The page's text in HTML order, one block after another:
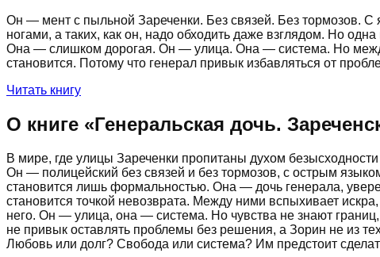
Он — мент с пыльной Зареченки. Без связей. Без тормозов. С
ногами, а таких, как он, надо обходить даже взглядом. Но
Она — слишком дорогая. Он — улица. Она — система. Но
становится. Потому что генерал привык избавляться от
Читать книгу
О книге «Генеральская дочь.
В мире, где улицы Зареченки пропитаны духом
Он — полицейский без связей и без тормозов, с острым
становится лишь формальностью. Она — дочь генерала,
становится точкой невозврата. Между ними вспыхивает
него. Он — улица, она — система. Но чувства не знают
не привык оставлять проблемы без решения, а Зорин не из
Любовь или долг? Свобода или система? Им предстоит